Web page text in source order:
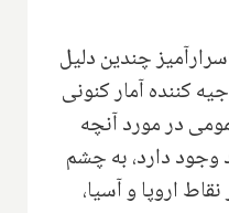
چندین دلیل
کننده آمار کنونی
در مورد آنچه
دارد، به چشم
اروپا و آسیا،